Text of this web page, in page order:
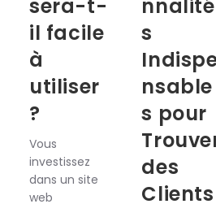
sera-t-
il facile
à
utiliser
?
Vous
investissez
dans un site
web
nnalité
s
nsable
s pour
des
Clients